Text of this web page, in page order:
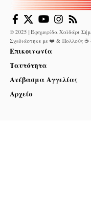
© 2025 | Εφημερίδα Χαϊδάρι
Σχεδιάστηκε με ❤️ & Πολλούς
Επικοινωνία
Ταυτότητα
Ανέβασμα Αγγελίας
Αρχείο